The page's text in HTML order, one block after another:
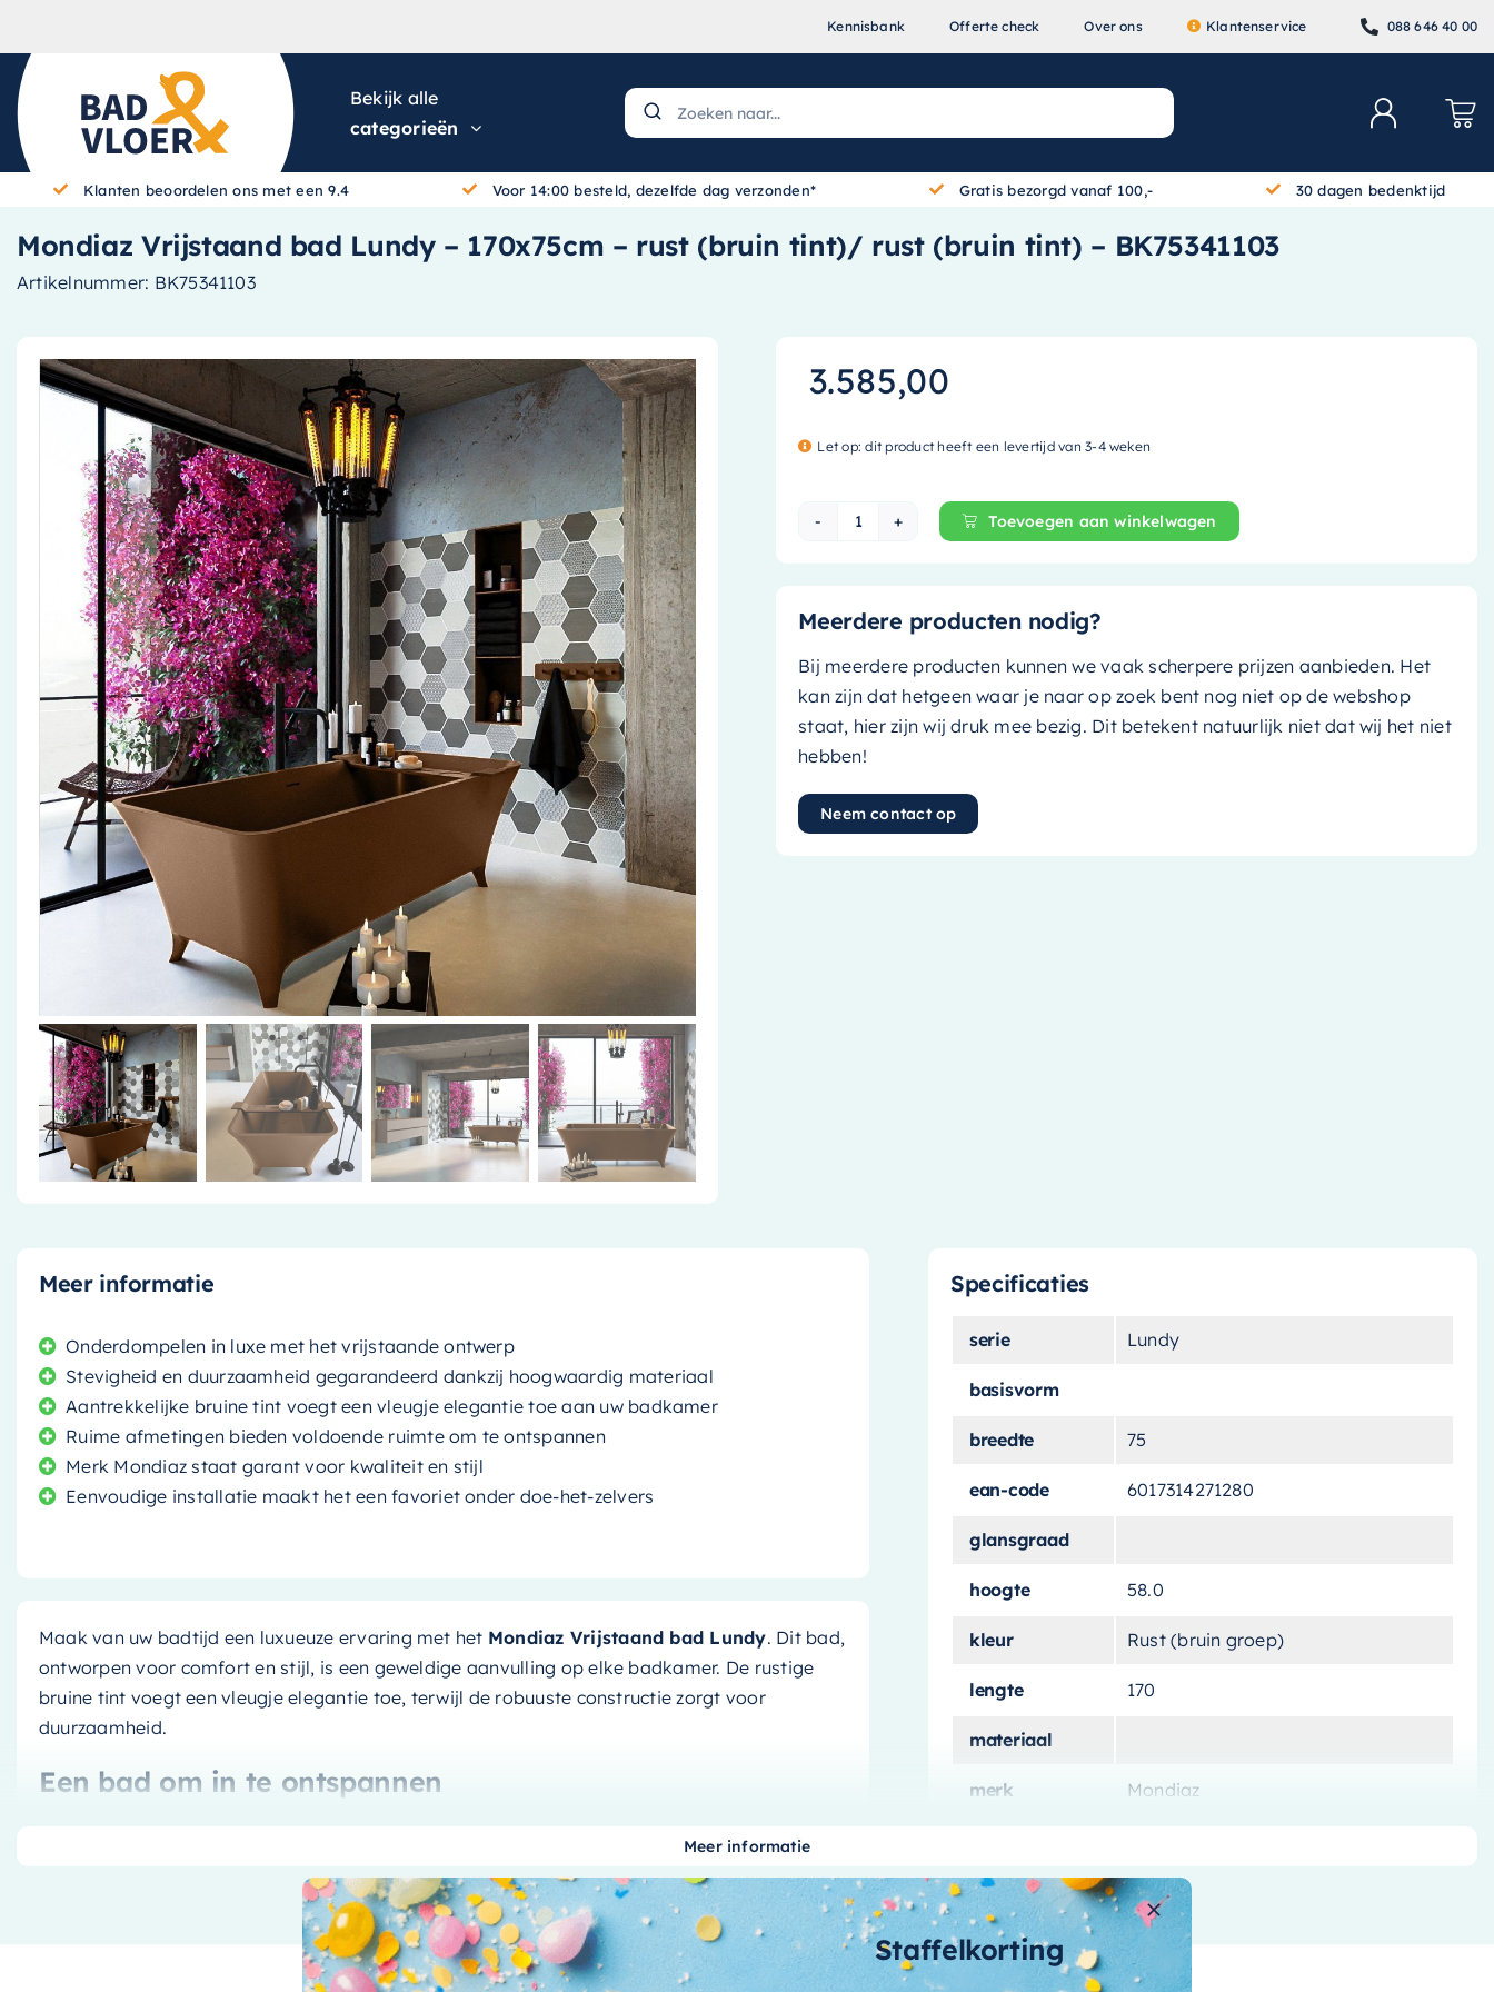
Kennisbank Offerte check Over ons Klantenservice 088 646 40 00
Bekijk alle
categorieën
Klanten beoordelen ons met een 9.4 Voor 14:00 besteld, dezelfde dag verzonden* Gratis bezorgd vanaf 100,- 30 dagen bedenktijd
Mondiaz Vrijstaand bad Lundy – 170x75cm – rust (bruin tint)/ rust (bruin tint) – BK75341103
Artikelnummer: BK75341103
3.585,00
Let op: dit product heeft een levertijd van 3-4 weken
Mondiaz Vrijstaand bad Lundy - 170x75cm - rust (bruin tint)/ rust (bruin
Toevoegen aan winkelwagen
Meerdere producten nodig?
Bij meerdere producten kunnen we vaak scherpere prijzen aanbieden. Het
kan zijn dat hetgeen waar je naar op zoek bent nog niet op de webshop
staat, hier zijn wij druk mee bezig. Dit betekent natuurlijk niet dat wij het niet
hebben!
Neem contact op
Meer informatie
Onderdompelen in luxe met het vrijstaande ontwerp
Stevigheid en duurzaamheid gegarandeerd dankzij hoogwaardig materiaal
Aantrekkelijke bruine tint voegt een vleugje elegantie toe aan uw badkamer
Ruime afmetingen bieden voldoende ruimte om te ontspannen
Merk Mondiaz staat garant voor kwaliteit en stijl
Eenvoudige installatie maakt het een favoriet onder doe-het-zelvers
Maak van uw badtijd een luxueuze ervaring met het Mondiaz Vrijstaand bad Lundy. Dit bad,
ontworpen voor comfort en stijl, is een geweldige aanvulling op elke badkamer. De rustige
bruine tint voegt een vleugje elegantie toe, terwijl de robuuste constructie zorgt voor
duurzaamheid.
Een bad om in te ontspannen
, biedt het bad voldoende ruimte om achterover te
leunen en te ontspannen. Of u nu geniet van een snelle douche of een lang bad, u zult de
ruimte en het comfort die dit bad biedt, waarderen.
Kwaliteit en stijl waarop u kunt vertrouwen
Specificaties
serie Lundy
basisvorm
breedte 75
ean-code 6017314271280
glansgraad
hoogte 58.0
kleur Rust (bruin groep)
lengte 170
materiaal
merk Mondiaz
aantal-liters 201 L
aantal-personen
Meer informatie
Staffelkorting